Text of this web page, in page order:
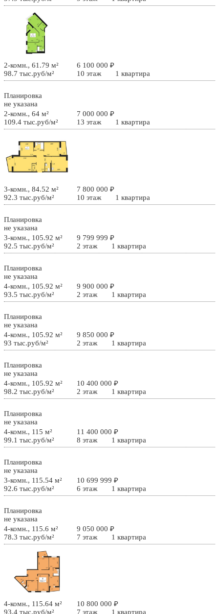
2-комн., 61.79 м²
6 100 000 ₽
98.7 тыс.руб/м²
10 этаж 1 квартира
Планировка
не указана
2-комн., 64 м²
7 000 000 ₽
109.4 тыс.руб/м²
13 этаж 1 квартира
3-комн., 84.52 м²
7 800 000 ₽
92.3 тыс.руб/м²
10 этаж 1 квартира
Планировка
не указана
3-комн., 105.92 м²
9 799 999 ₽
92.5 тыс.руб/м²
2 этаж 1 квартира
Планировка
не указана
4-комн., 105.92 м²
9 900 000 ₽
93.5 тыс.руб/м²
2 этаж 1 квартира
Планировка
не указана
4-комн., 105.92 м²
9 850 000 ₽
93 тыс.руб/м²
2 этаж 1 квартира
Планировка
не указана
4-комн., 105.92 м²
10 400 000 ₽
98.2 тыс.руб/м²
2 этаж 1 квартира
Планировка
не указана
4-комн., 115 м²
11 400 000 ₽
99.1 тыс.руб/м²
8 этаж 1 квартира
Планировка
не указана
3-комн., 115.54 м²
10 699 999 ₽
92.6 тыс.руб/м²
6 этаж 1 квартира
Планировка
не указана
4-комн., 115.6 м²
9 050 000 ₽
78.3 тыс.руб/м²
7 этаж 1 квартира
4-комн., 115.64 м²
10 800 000 ₽
93.4 тыс.руб/м²
7 этаж 1 квартира